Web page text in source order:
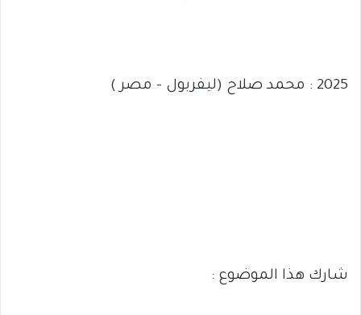
2025 : محمد صلاح (ليفربول – مصر )
شارك هذا الموضوع :